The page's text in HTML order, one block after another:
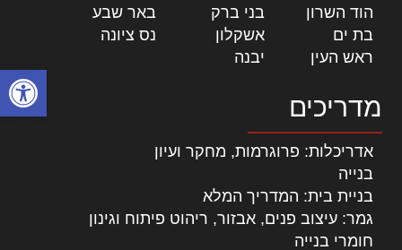
פתח
הוד השרון
בני ברק באר שבע
בת ים
אשקלון נס ציונה
ראש העין
יבנה
מדריכים
אדריכלות: פרוגרמות, מחקר ועיון
בנייה
בניית בית: המדריך המלא
גמר: עיצוב פנים, אבזור, ריהוט פיתוח וגינון
חומרי בנייה